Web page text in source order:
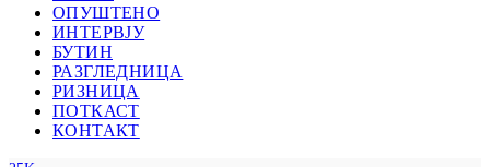
ОПУШТЕНО
ИНТЕРВЈУ
БУТИН
РАЗГЛЕДНИЦА
РИЗНИЦА
ПОТКАСТ
КОНТАКТ